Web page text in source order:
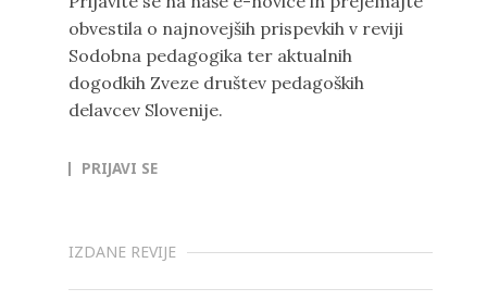
obvestila o najnovejših prispevkih v reviji
Sodobna pedagogika ter aktualnih
dogodkih Zveze društev pedagoških
delavcev Slovenije.
PRIJAVI SE
IZDANE REVIJE